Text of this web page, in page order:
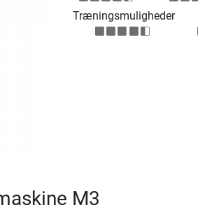
Træningsmuligheder
M3